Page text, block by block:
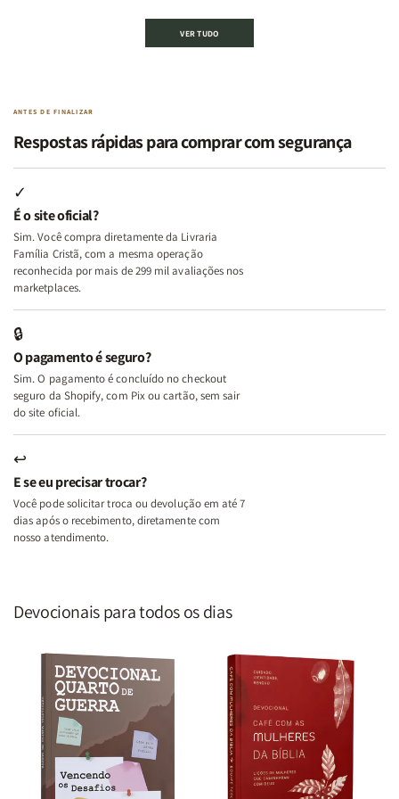
|
Minhas
Lutas
e
Deus
+
A
Mulher
Lar
Edificando
Eu,
Minhas
Lutas
+
A
Lar
Kit
Mulher
Segundo
Mulher
Segundo
VER TUDO
ANTES DE FINALIZAR
Respostas rápidas para comprar com segurança
✓
É o site oficial?
Sim. Você compra diretamente da Livraria
Família Cristã, com a mesma operação
reconhecida por mais de 299 mil avaliações nos
marketplaces.
🔒
O pagamento é seguro?
Sim. O pagamento é concluído no checkout
seguro da Shopify, com Pix ou cartão, sem sair
do site oficial.
↩
E se eu precisar trocar?
Você pode solicitar troca ou devolução em até 7
dias após o recebimento, diretamente com
nosso atendimento.
Devocionais para todos os dias